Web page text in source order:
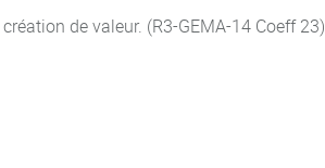
de valeur. (R3-GEMA-14 Coeff 23)